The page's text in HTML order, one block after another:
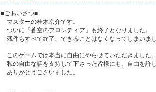
■ごあいさつ■
マスターの桂木京介です。
ついに『蒼空のフロンティア』も終了となりました。
残件もすべて終了、できることはなくなってしまいま
このゲームでは本当に自由にやらせていただきました。
私の自由な話を支持して下さった皆様にも、自由を許
ありがとうございました。